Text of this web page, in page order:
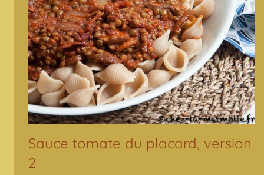
Sauce tomate du placard, version
2